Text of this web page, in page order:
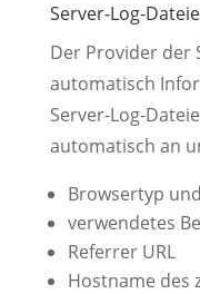
Server-Log-
Der Provider der
automatisch
Server-Log-
automatisch an
Browsertyp
verwendetes
Referrer URL
Hostname des